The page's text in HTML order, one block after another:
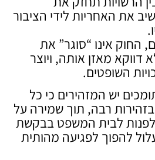
את האחריות לידי הציבור
החוק אינו “סוגר” את
מאזן אותה, ויוצר
השופטים.
יש המזהירים כי כל
רבה, תוך שמירה על
לפנות לבית המשפט בבקשת
להפוך לפגיעה מהותית